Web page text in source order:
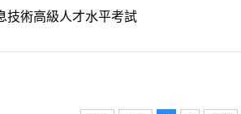
技術高級人才水平考試